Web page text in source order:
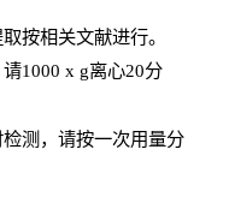
按相关文献进行。
请1000 x g离心20分
测，请按一次用量分